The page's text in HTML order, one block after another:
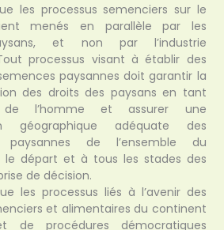
les processus semenciers sur le
menés en parallèle par les
et non par l’industrie
processus visant à établir des
paysannes doit garantir la
des droits des paysans en tant
l’homme et assurer une
géographique adéquate des
paysannes de l’ensemble du
le départ et à tous les stades des
de décision.
les processus liés à l’avenir des
et alimentaires du continent
de procédures démocratiques